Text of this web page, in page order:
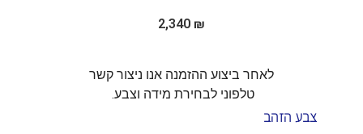
2,340 ₪
לאחר ביצוע ההזמנה אנו ניצור קשר
טלפוני לבחירת מידה וצבע.
צבע הזהב